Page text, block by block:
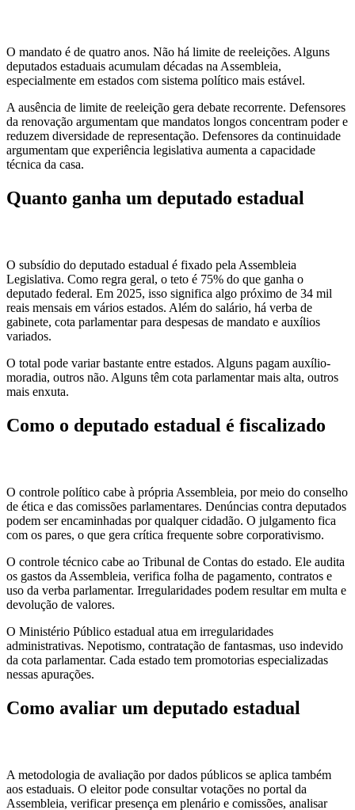
O mandato é de quatro anos. Não há limite de reeleições. Alguns
deputados estaduais acumulam décadas na Assembleia,
especialmente em estados com sistema político mais estável.
A ausência de limite de reeleição gera debate recorrente. Defensores
da renovação argumentam que mandatos longos concentram poder e
reduzem diversidade de representação. Defensores da continuidade
argumentam que experiência legislativa aumenta a capacidade
técnica da casa.
Quanto ganha um deputado estadual
O subsídio do deputado estadual é fixado pela Assembleia
Legislativa. Como regra geral, o teto é 75% do que ganha o
deputado federal. Em 2025, isso significa algo próximo de 34 mil
reais mensais em vários estados. Além do salário, há verba de
gabinete, cota parlamentar para despesas de mandato e auxílios
variados.
O total pode variar bastante entre estados. Alguns pagam auxílio-
moradia, outros não. Alguns têm cota parlamentar mais alta, outros
mais enxuta.
Como o deputado estadual é fiscalizado
O controle político cabe à própria Assembleia, por meio do conselho
de ética e das comissões parlamentares. Denúncias contra deputados
podem ser encaminhadas por qualquer cidadão. O julgamento fica
com os pares, o que gera crítica frequente sobre corporativismo.
O controle técnico cabe ao Tribunal de Contas do estado. Ele audita
os gastos da Assembleia, verifica folha de pagamento, contratos e
uso da verba parlamentar. Irregularidades podem resultar em multa e
devolução de valores.
O Ministério Público estadual atua em irregularidades
administrativas. Nepotismo, contratação de fantasmas, uso indevido
da cota parlamentar. Cada estado tem promotorias especializadas
nessas apurações.
Como avaliar um deputado estadual
A metodologia de avaliação por dados públicos se aplica também
aos estaduais. O eleitor pode consultar votações no portal da
Assembleia, verificar presença em plenário e comissões, analisar